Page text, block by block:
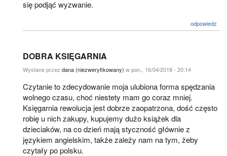
się podjąć wyzwanie.
odpowiedz
DOBRA KSIĘGARNIA
Wysłane przez dana (niezweryfikowany) w pon., 16/04/2018 - 20:14
Czytanie to zdecydowanie moja ulubiona forma spędzania
wolnego czasu, choć niestety mam go coraz mniej.
Księgarnia rewolucja jest dobrze zaopatrzona, dość często
robię u nich zakupy, kupujemy dużo książek dla
dzieciaków, na co dzień mają styczność głównie z
językiem angielskim, także zależy nam na tym, żeby
czytały po polsku.